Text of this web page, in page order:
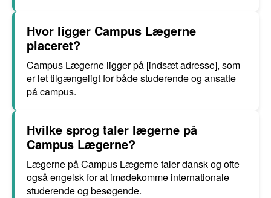
Hvor ligger Campus Lægerne
placeret?
Campus Lægerne ligger på [indsæt adresse], som
er let tilgængeligt for både studerende og ansatte
på campus.
Hvilke sprog taler lægerne på
Campus Lægerne?
Lægerne på Campus Lægerne taler dansk og ofte
også engelsk for at imødekomme internationale
studerende og besøgende.